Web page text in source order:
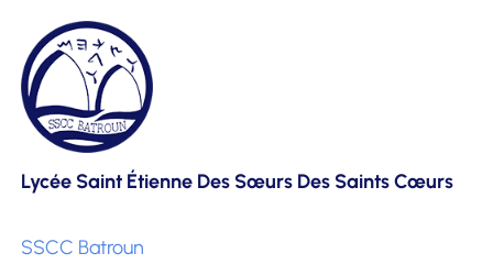
to
content
Lycée Saint Étienne Des Sœurs Des Saints Cœurs
SSCC Batroun